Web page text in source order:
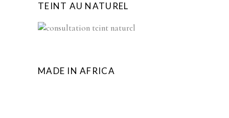
TEINT AU NATUREL
MADE IN AFRICA